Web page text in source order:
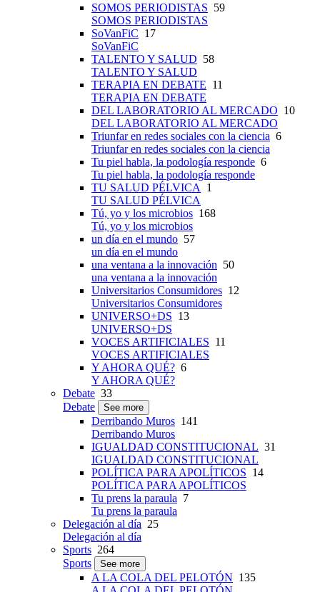
SOMOS PERIODISTAS 59
SOMOS PERIODISTAS
SoVanFiC 17
SoVanFiC
TALENTO Y SALUD 58
TALENTO Y SALUD
TERAPIA EN DEBATE 11
TERAPIA EN DEBATE
DEL LABORATORIO AL MERCADO 10
DEL LABORATORIO AL MERCADO
Triunfar en redes sociales con la ciencia 6
Triunfar en redes sociales con la ciencia
Tu piel habla, la podología responde 6
Tu piel habla, la podología responde
TU SALUD PÉLVICA
1
TU SALUD PÉLVICA
Tú, yo y los microbios 168
Tú, yo y los microbios
un día en el mundo 57
un día en el mundo
una ventana a la innovación 50
una ventana a la innovación
Universitarios Consumidores 12
Universitarios Consumidores
UNIVERSO+DS 13
UNIVERSO+DS
VOCES ARTIFICIALES 11
VOCES ARTIFICIALES
Y AHORA QUÉ? 6
Y AHORA QUÉ?
Debate 33
Debate
See more
Derribando Muros 141
Derribando Muros
IGUALDAD CONSTITUCIONAL 31
IGUALDAD CONSTITUCIONAL
POLÍTICA PARA APOLÍTICOS 14
POLÍTICA PARA APOLÍTICOS
Tu prens la paraula 7
Tu prens la paraula
Delegación al día 25
Delegación al día
Sports 264
Sports
See more
A LA COLA DEL PELOTÓN 135